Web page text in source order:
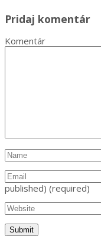
Pridaj komentár
Komentár
published) (required)